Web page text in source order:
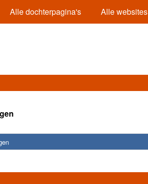
Alle dochterpagina's Alle websites